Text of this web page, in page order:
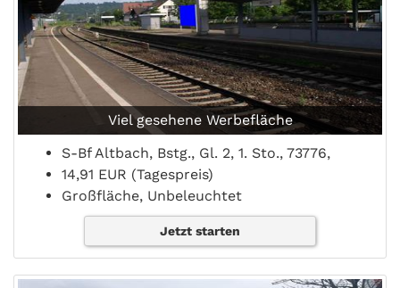
Viel gesehene Werbefläche
S-Bf Altbach, Bstg., Gl. 2, 1. Sto., 73776,
14,91 EUR (Tagespreis)
Großfläche, Unbeleuchtet
Jetzt starten